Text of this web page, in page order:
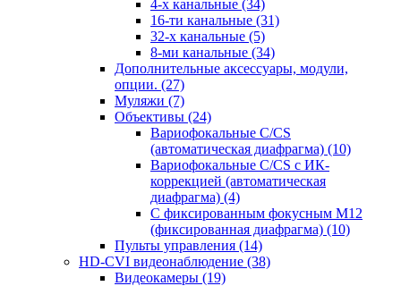
4-х канальные (34)
16-ти канальные (31)
32-х канальные (5)
8-ми канальные (34)
Дополнительные аксессуары, модули,
опции. (27)
Муляжи (7)
Объективы (24)
Вариофокальные C/CS
(автоматическая диафрагма) (10)
Вариофокальные C/CS с ИК-
коррекцией (автоматическая
диафрагма) (4)
С фиксированным фокусным М12
(фиксированная диафрагма) (10)
Пульты управления (14)
HD-CVI видеонаблюдение (38)
Видеокамеры (19)